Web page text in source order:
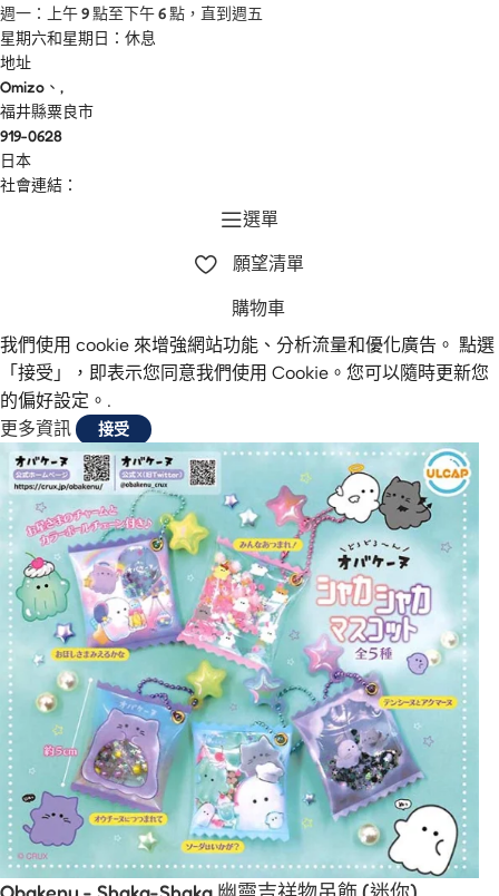
週一：上午 9 點至下午 6 點，直到週五
星期六和星期日：休息
地址
Omizo、,
福井縣粟良市
919-0628
日本
社會連結：
選單
願望清單
購物車
我們使用 cookie 來增強網站功能、分析流量和優化廣告。 點選
「接受」，即表示您同意我們使用 Cookie。您可以隨時更新您
的偏好設定。.
更多資訊
接受